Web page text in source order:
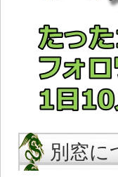
別窓に